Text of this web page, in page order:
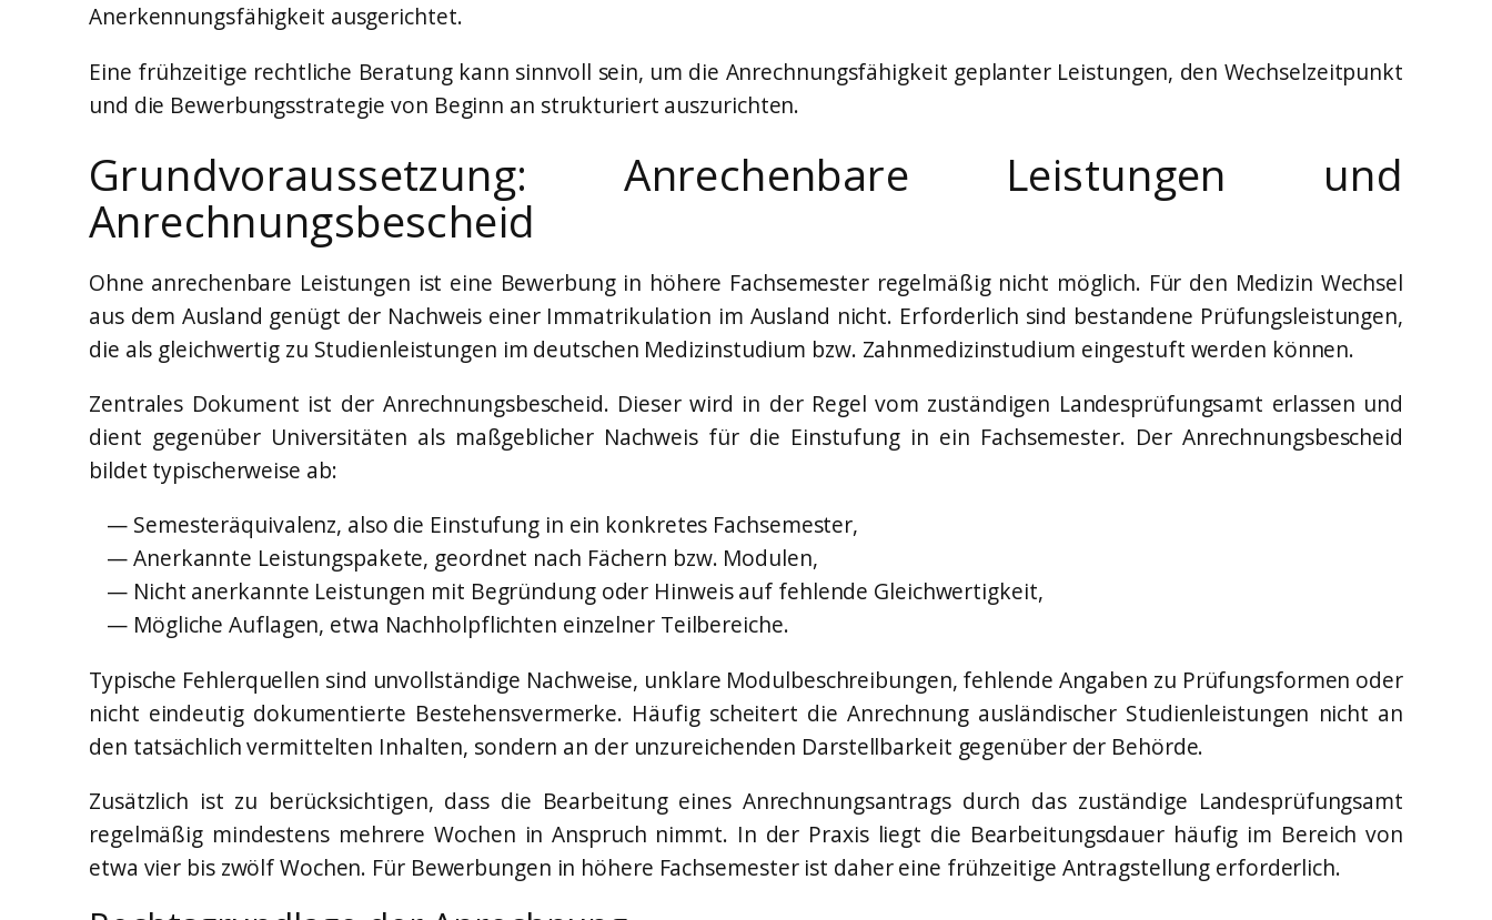
Anerkennungsfähigkeit ausgerichtet.
Eine frühzeitige rechtliche Beratung kann sinnvoll sein, um die Anrechnungsfähigkeit geplanter Leistungen, den Wechselzeitpunkt
und die Bewerbungsstrategie von Beginn an strukturiert auszurichten.
Grundvoraussetzung: Anrechenbare Leistungen und
Anrechnungsbescheid
Ohne anrechenbare Leistungen ist eine Bewerbung in höhere Fachsemester regelmäßig nicht möglich. Für den Medizin Wechsel
aus dem Ausland genügt der Nachweis einer Immatrikulation im Ausland nicht. Erforderlich sind bestandene Prüfungsleistungen,
die als gleichwertig zu Studienleistungen im deutschen Medizinstudium bzw. Zahnmedizinstudium eingestuft werden können.
Zentrales Dokument ist der Anrechnungsbescheid. Dieser wird in der Regel vom zuständigen Landesprüfungsamt erlassen und
dient gegenüber Universitäten als maßgeblicher Nachweis für die Einstufung in ein Fachsemester. Der Anrechnungsbescheid
bildet typischerweise ab:
Semesteräquivalenz, also die Einstufung in ein konkretes Fachsemester,
Anerkannte Leistungspakete, geordnet nach Fächern bzw. Modulen,
Nicht anerkannte Leistungen mit Begründung oder Hinweis auf fehlende Gleichwertigkeit,
Mögliche Auflagen, etwa Nachholpflichten einzelner Teilbereiche.
Typische Fehlerquellen sind unvollständige Nachweise, unklare Modulbeschreibungen, fehlende Angaben zu Prüfungsformen oder
nicht eindeutig dokumentierte Bestehensvermerke. Häufig scheitert die Anrechnung ausländischer Studienleistungen nicht an
den tatsächlich vermittelten Inhalten, sondern an der unzureichenden Darstellbarkeit gegenüber der Behörde.
Zusätzlich ist zu berücksichtigen, dass die Bearbeitung eines Anrechnungsantrags durch das zuständige Landesprüfungsamt
regelmäßig mindestens mehrere Wochen in Anspruch nimmt. In der Praxis liegt die Bearbeitungsdauer häufig im Bereich von
etwa vier bis zwölf Wochen. Für Bewerbungen in höhere Fachsemester ist daher eine frühzeitige Antragstellung erforderlich.